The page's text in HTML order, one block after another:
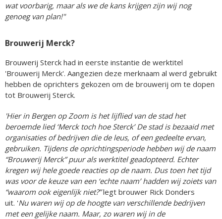
wat voorbarig, maar als we de kans krijgen zijn wij nog
genoeg van plan!"
Brouwerij Merck?
Brouwerij Sterck had in eerste instantie de werktitel
'Brouwerij Merck'. Aangezien deze merknaam al werd gebruikt
hebben de oprichters gekozen om de brouwerij om te dopen
tot Brouwerij Sterck.
'Hier in Bergen op Zoom is het lijflied van de stad het
beroemde lied ‘Merck toch hoe Sterck’ De stad is bezaaid met
organisaties of bedrijven die de leus, of een gedeelte ervan,
gebruiken. Tijdens de oprichtingsperiode hebben wij de naam
“Brouwerij Merck” puur als werktitel geadopteerd. Echter
kregen wij hele goede reacties op de naam. Dus toen het tijd
was voor de keuze van een ‘echte naam’ hadden wij zoiets van
“waarom ook eigenlijk niet?”legt brouwer Rick Donders
uit. 'Nu waren wij op de hoogte van verschillende bedrijven
met een gelijke naam. Maar, zo waren wij in de